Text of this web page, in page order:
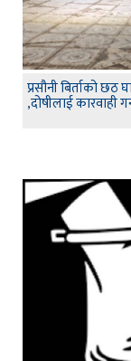
प्रसौनी बिर्ताको छठ
,दोषीलाई कारवाही